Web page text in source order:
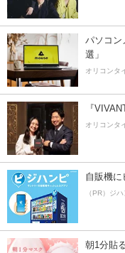
パソコン
選」
オリコンタ
『
オリコンタ
自販機に
（PR）ジ
朝1分貼